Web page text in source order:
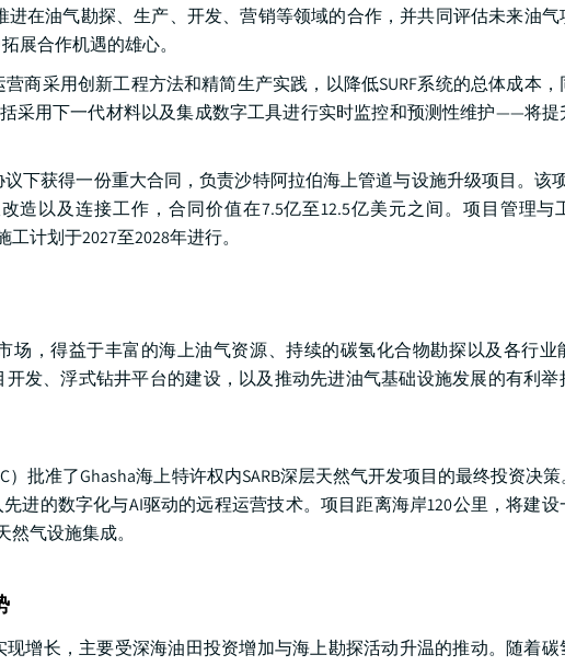
在油气勘探、生产、开发、营销等领域的合作，并共同评估未来油气
展合作机遇的雄心。
商采用创新工程方法和精简生产实践，以降低SURF系统的总体成本
采用下一代材料以及集成数字工具进行实时监控和预测性维护——将提
下获得一份重大合同，负责沙特阿拉伯海上管道与设施升级项目。该
造以及连接工作，合同价值在7.5亿至12.5亿美元之间。项目管理与
计划于2027至2028年进行。
场，得益于丰富的海上油气资源、持续的碳氢化合物勘探以及各行业
发、浮式钻井平台的建设，以及推动先进油气基础设施发展的有利举
）批准了Ghasha海上特许权内SARB深层天然气开发项目的最终投资决
进的数字化与AI驱动的远程运营技术。项目距离海岸120公里，将建设
气设施集成。
现增长，主要受深海油田投资增加与海上勘探活动升温的推动。随着